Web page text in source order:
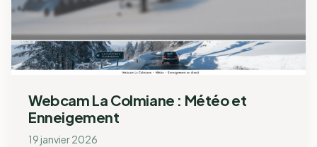
Webcam La Colmiane : Météo et
Enneigement
19 janvier 2026